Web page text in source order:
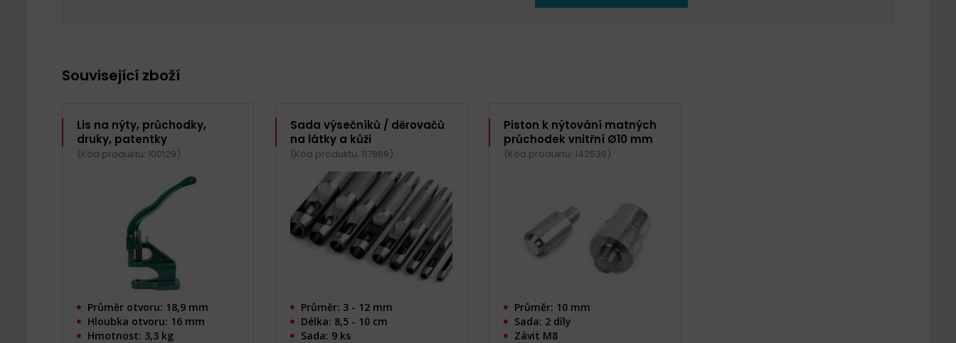
Související zboží
Lis na nýty, průchodky,
druky, patentky
(Kód produktu: 100129)
Průměr otvoru: 18,9 mm
Hloubka otvoru: 16 mm
Hmotnost: 3,3 kg
Sada výsečníků / děrovačů
na látky a kůži
(Kód produktu: 117869)
Průměr: 3 - 12 mm
Délka: 8,5 - 10 cm
Sada: 9 ks
Piston k nýtování matných
průchodek vnitřní Ø10 mm
(Kód produktu: 142539)
Průměr: 10 mm
Sada: 2 díly
Závit M8